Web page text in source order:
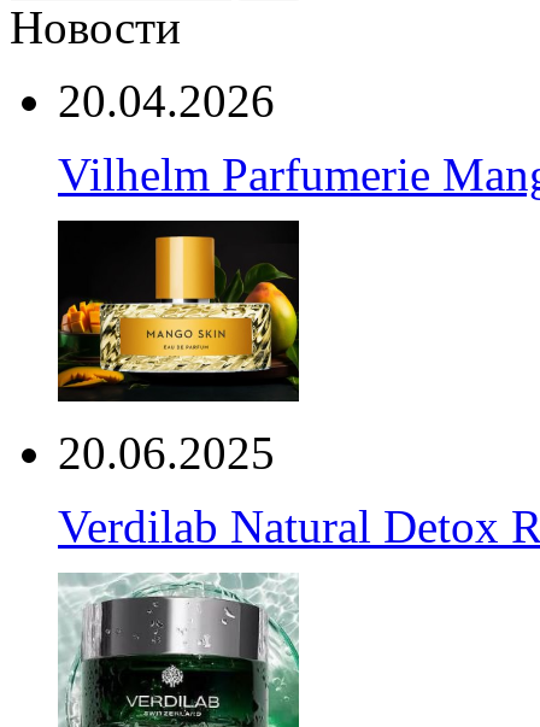
Новости
20.04.2026
Vilhelm Parfumerie
20.06.2025
Verdilab Natural Detox